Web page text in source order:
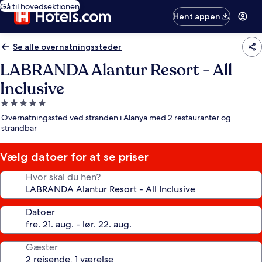
Gå til hovedsektionen
Hent appen
Se alle overnatningssteder
LABRANDA Alantur Resort - All
Inclusive
5.0-
stjernet
overnatningssted
Overnatningssted ved stranden i Alanya med 2 restauranter og
strandbar
Vælg datoer for at se priser
Hvor skal du hen?
Datoer
Gæster